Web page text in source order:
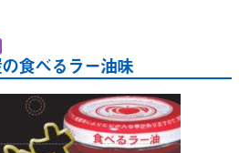
食べるラー油味